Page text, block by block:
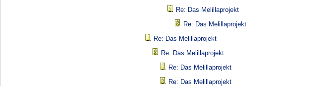
Re: Das Melillaprojekt
Re: Das Melillaprojekt
Re: Das Melillaprojekt
Re: Das Melillaprojekt
Re: Das Melillaprojekt
Re: Das Melillaprojekt